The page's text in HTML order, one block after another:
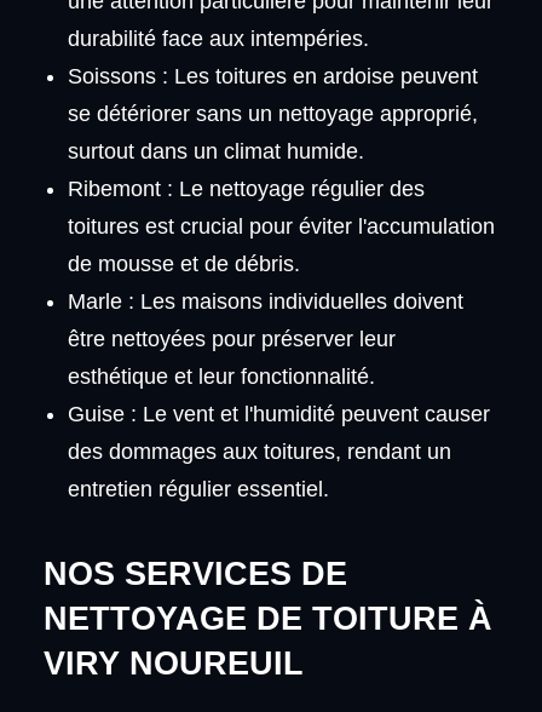
durabilité face aux intempéries.
Soissons : Les toitures en ardoise peuvent
se détériorer sans un nettoyage approprié,
surtout dans un climat humide.
Ribemont : Le nettoyage régulier des
toitures est crucial pour éviter l'accumulation
de mousse et de débris.
Marle : Les maisons individuelles doivent
être nettoyées pour préserver leur
esthétique et leur fonctionnalité.
Guise : Le vent et l'humidité peuvent causer
des dommages aux toitures, rendant un
entretien régulier essentiel.
NOS SERVICES DE
NETTOYAGE DE TOITURE À
VIRY NOUREUIL